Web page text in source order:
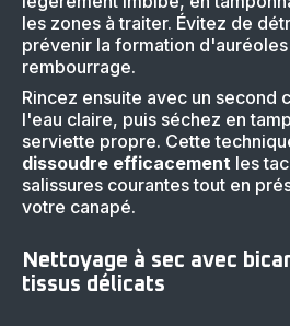
les zones à traiter. Évitez de
prévenir la formation
rembourrage.
Rincez ensuite avec un second
l'eau claire, puis séchez en
serviette propre. Cette
dissoudre efficacement les
salissures courantes tout en
votre canapé.
Nettoyage à sec avec
tissus délicats